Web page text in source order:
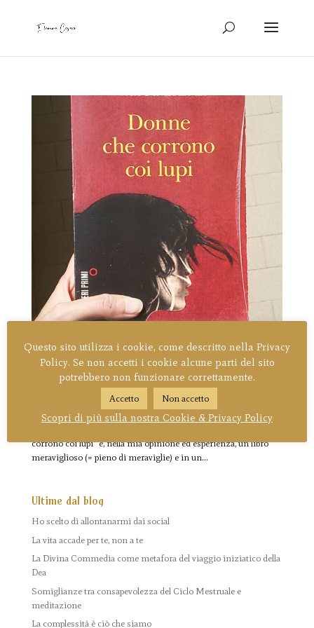
“Donne che corrono coi lupi”
Eleonora Cosner|16 Giu 2017|Libri
di Clarissa Pinkola Estés Probabilmente molt* di voi ne hanno
corrono coi lupi” è, nella mia opinione ed esperienza, un libro
meraviglioso (= pieno di meraviglie) e in un...
Ultime dal blog
Ho scelto di allontanarmi dai social
La vita accade per te, non a te
La Divina Commedia come metafora del viaggio iniziatico della
Dea
Somiglianze tra consapevolezza del Ciclo Mestruale e
meditazione
La complessità è ciò che siamo
Questo sito utilizza i cookie, come descritto nella Privacy
Policy. Se non accetti i cookie alcune parti del sito
potrebbero non funzionare correttamente.
Accetto Non accetto
Scopri di più sulla nostra Cookie & Privacy Policy